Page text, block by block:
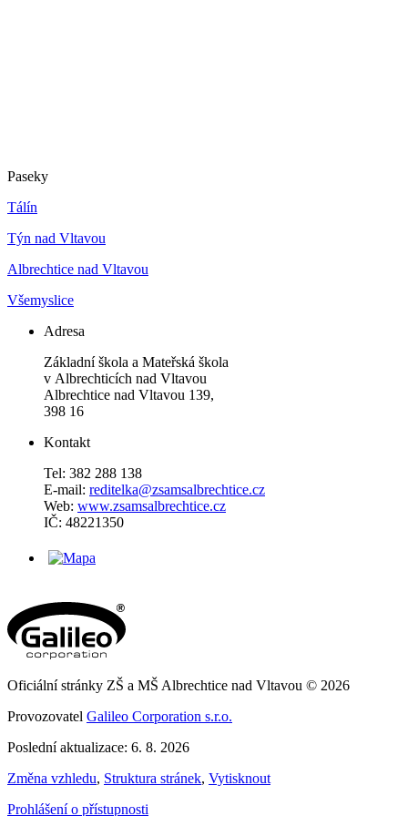
Paseky
Tálín
Týn nad Vltavou
Albrechtice nad Vltavou
Všemyslice
Adresa
Základní škola a Mateřská škola
v Albrechticích nad Vltavou
Albrechtice nad Vltavou 139,
398 16
Kontakt
Tel: 382 288 138
E-mail: reditelka@zsamsalbrechtice.cz
Web: www.zsamsalbrechtice.cz
IČ: 48221350
Oficiální stránky ZŠ a MŠ Albrechtice nad Vltavou © 2026
Provozovatel Galileo Corporation s.r.o.
Poslední aktualizace: 6. 8. 2026
Změna vzhledu, Struktura stránek, Vytisknout
Prohlášení o přístupnosti